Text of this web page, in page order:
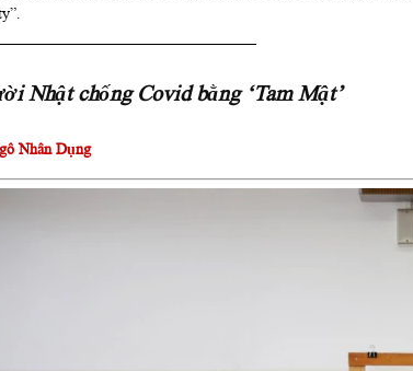
Nhật chống Covid bằng ‘Tam Mật’
Nhân Dụng